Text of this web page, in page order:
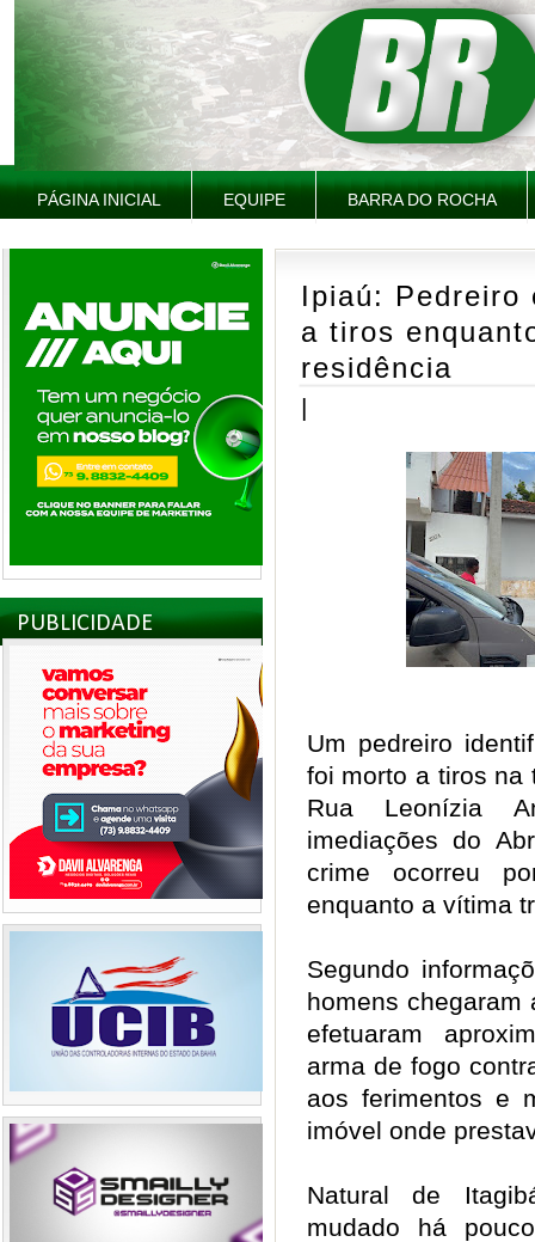
PÁGINA INICIAL EQUIPE BARRA DO ROCHA
PUBLICIDADE
Ipiaú: Pedreiro
a tiros
residência
|
Um pedreiro
foi morto a tiros na
Rua Leonízia
imediações do
crime ocorreu
enquanto a vítima
Segundo
homens
efetuaram
arma de fogo
aos ferimentos e
imóvel onde
Natural de
mudado há